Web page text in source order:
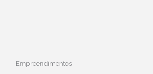
Empreendimentos